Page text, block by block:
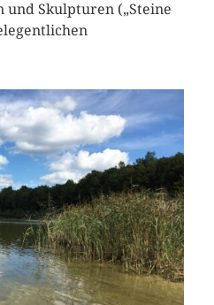
Skulpturen („Steine